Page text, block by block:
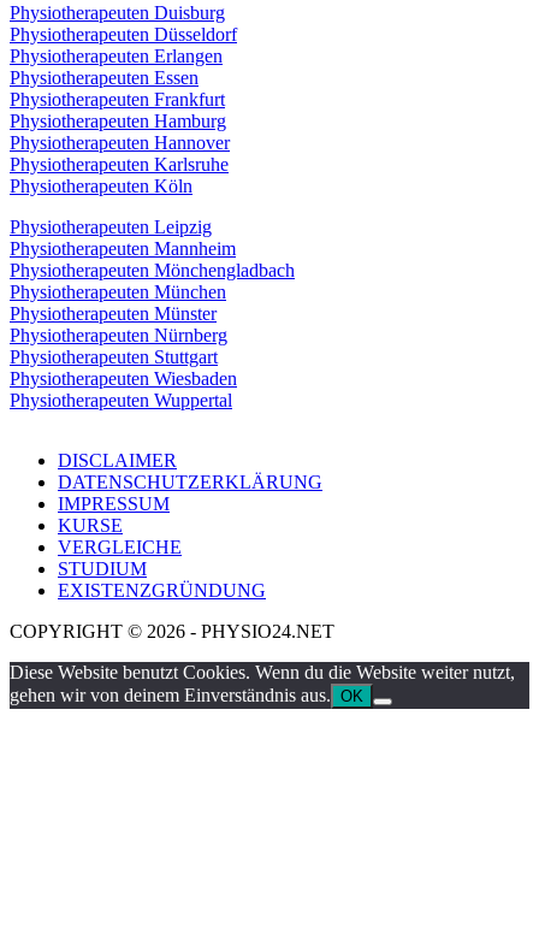
Physiotherapeuten Duisburg
Physiotherapeuten Düsseldorf
Physiotherapeuten Erlangen
Physiotherapeuten Essen
Physiotherapeuten Frankfurt
Physiotherapeuten Hamburg
Physiotherapeuten Hannover
Physiotherapeuten Karlsruhe
Physiotherapeuten Köln
Physiotherapeuten Leipzig
Physiotherapeuten Mannheim
Physiotherapeuten Mönchengladbach
Physiotherapeuten München
Physiotherapeuten Münster
Physiotherapeuten Nürnberg
Physiotherapeuten Stuttgart
Physiotherapeuten Wiesbaden
Physiotherapeuten Wuppertal
DISCLAIMER
DATENSCHUTZERKLÄRUNG
IMPRESSUM
KURSE
VERGLEICHE
STUDIUM
EXISTENZGRÜNDUNG
COPYRIGHT © 2026 - PHYSIO24.NET
Diese Website benutzt Cookies. Wenn du die Website weiter nutzt,
gehen wir von deinem Einverständnis aus. OK